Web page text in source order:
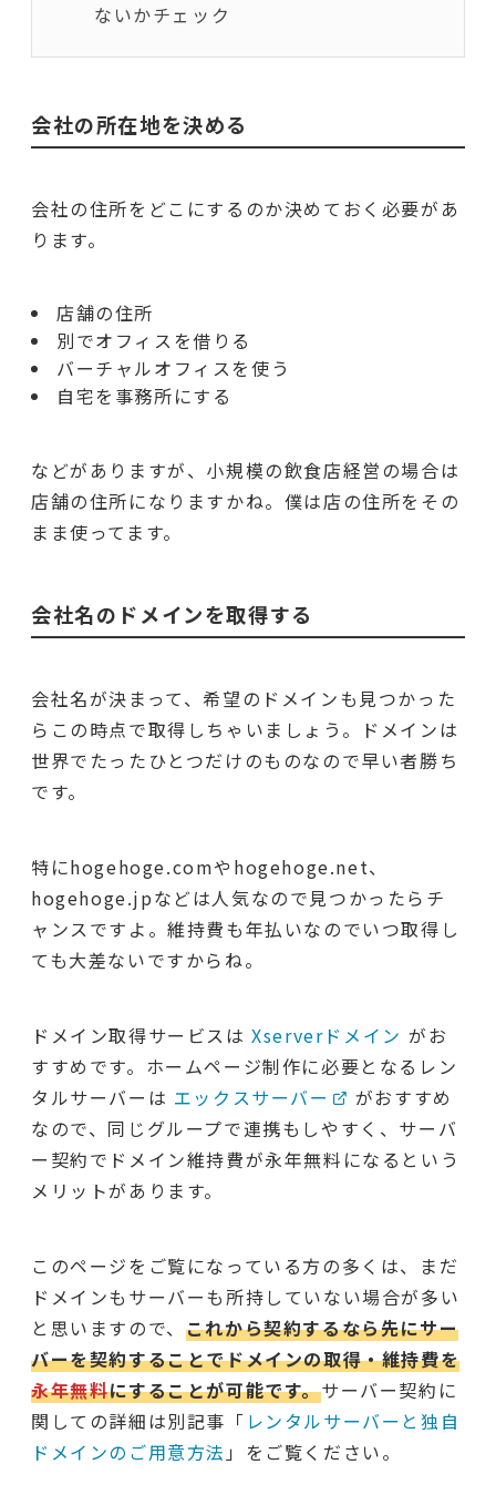
ないかチェック
会社の所在地を決める
会社の住所をどこにするのか決めておく必要があ
ります。
店舗の住所
別でオフィスを借りる
バーチャルオフィスを使う
自宅を事務所にする
などがありますが、小規模の飲食店経営の場合は
店舗の住所になりますかね。僕は店の住所をその
まま使ってます。
会社名のドメインを取得する
会社名が決まって、希望のドメインも見つかった
らこの時点で取得しちゃいましょう。ドメインは
世界でたったひとつだけのものなので早い者勝ち
です。
特にhogehoge.comやhogehoge.net、
hogehoge.jpなどは人気なので見つかったらチ
ャンスですよ。維持費も年払いなのでいつ取得し
ても大差ないですからね。
ドメイン取得サービスはXserverドメイン がお
すすめです。ホームページ制作に必要となるレン
タルサーバーは エックスサーバー
がおすすめ
なので、同じグループで連携もしやすく、サーバ
ー契約でドメイン維持費が永年無料になるという
メリットがあります。
このページをご覧になっている方の多くは、まだ
ドメインもサーバーも所持していない場合が多い
と思いますので、 これから契約するなら先にサー
バーを契約することでドメインの取得・維持費を
永年無料にすることが可能です。サーバー契約に
関しての詳細は別記事「 レンタルサーバーと独自
ドメインのご用意方法 」をご覧ください。